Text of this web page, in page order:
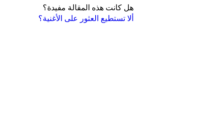
ألا تستطيع العثور على الأغنية؟
هل كانت هذه المقالة مفيدة؟